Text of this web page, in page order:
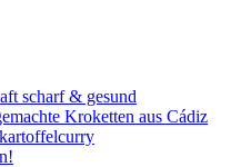
scharf & gesund
Kroketten aus Cádiz